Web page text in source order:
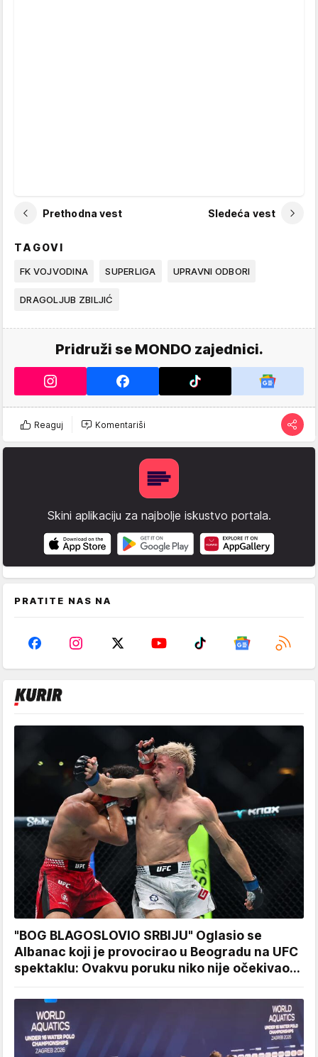
Prethodna vest Sledeća vest
TAGOVI
FK VOJVODINA SUPERLIGA UPRAVNI ODBORI
DRAGOLJUB ZBILJIĆ
Pridruži se MONDO zajednici.
Reaguj Komentariši
Skini aplikaciju za najbolje iskustvo portala.
PRATITE NAS NA
"BOG BLAGOSLOVIO SRBIJU" Oglasio se
Albanac koji je provocirao u Beogradu na UFC
spektaklu: Ovakvu poruku niko nije očekivao...